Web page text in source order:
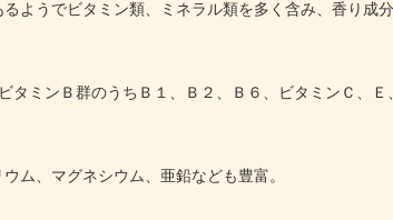
ようでビタミン類、ミネラル類を多く含み、香り成
タミンＢ群のうちＢ１、Ｂ２、Ｂ６、ビタミンＣ、
ム、マグネシウム、亜鉛なども豊富。